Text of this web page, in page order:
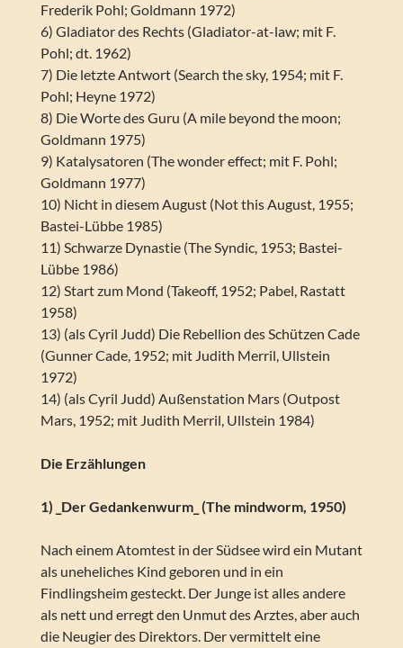
Frederik Pohl; Goldmann 1972)
6) Gladiator des Rechts (Gladiator-at-law; mit F.
Pohl; dt. 1962)
7) Die letzte Antwort (Search the sky, 1954; mit F.
Pohl; Heyne 1972)
8) Die Worte des Guru (A mile beyond the moon;
Goldmann 1975)
9) Katalysatoren (The wonder effect; mit F. Pohl;
Goldmann 1977)
10) Nicht in diesem August (Not this August, 1955;
Bastei-Lübbe 1985)
11) Schwarze Dynastie (The Syndic, 1953; Bastei-
Lübbe 1986)
12) Start zum Mond (Takeoff, 1952; Pabel, Rastatt
1958)
13) (als Cyril Judd) Die Rebellion des Schützen Cade
(Gunner Cade, 1952; mit Judith Merril, Ullstein
1972)
14) (als Cyril Judd) Außenstation Mars (Outpost
Mars, 1952; mit Judith Merril, Ullstein 1984)
Die Erzählungen
1) _Der Gedankenwurm_ (The mindworm, 1950)
Nach einem Atomtest in der Südsee wird ein Mutant
als uneheliches Kind geboren und in ein
Findlingsheim gesteckt. Der Junge ist alles andere
als nett und erregt den Unmut des Arztes, aber auch
die Neugier des Direktors. Der vermittelt eine